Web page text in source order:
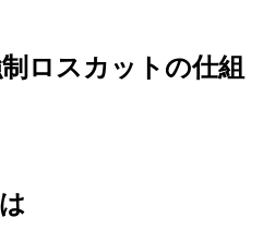
ロスカットの仕組